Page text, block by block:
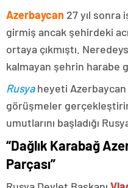
Azerbaycan 27 yıl sonra
girmiş ancak şehirdeki
ortaya çıkmıştı.
kalmayan şehrin harabe
Rusyaheyeti Azerbaycan
görüşmeler
umutlarını başladığı
“Dağlık Karabağ
Parçası”